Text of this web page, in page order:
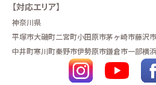
【対応エリア】
神奈川県
平塚市大磯町二宮町小田原市茅ヶ崎市藤沢市
中井町寒川町秦野市伊勢原市鎌倉市一部横